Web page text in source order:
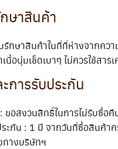
ษาสินค้า
รักษาสินค้าในที่ที่ห่างจากคว
เนื้อนุ่มเช็ดเบาๆ ไม่ควรใช้สา
ะการรับประกัน
: ขอสงวนสิทธิ์ในการไม่รับซื้อ
ะกัน : 1 ปี จากวันที่ซื้อสินค้า
างบริษัทฯ